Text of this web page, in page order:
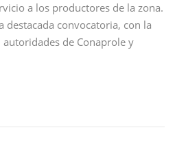
a los productores de la zona.
destacada convocatoria, con la
de Conaprole y